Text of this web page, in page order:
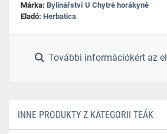
Márka: Bylinářství U Chytré horákyně
Eladó: Herbatica
További információkért az
INNE PRODUKTY Z KATEGORII TEÁK